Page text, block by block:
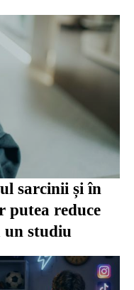
sarcinii și în
putea reduce
un studiu